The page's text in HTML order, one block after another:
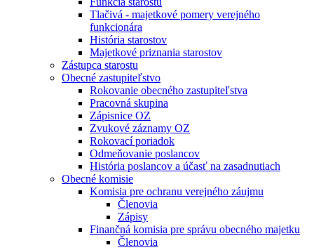
Tlačivá - majetkové pomery verejného
funkcionára
História starostov
Majetkové priznania starostov
Zástupca starostu
Obecné zastupiteľstvo
Rokovanie obecného zastupiteľstva
Pracovná skupina
Zápisnice OZ
Zvukové záznamy OZ
Rokovací poriadok
Odmeňovanie poslancov
História poslancov a účasť na zasadnutiach
Obecné komisie
Komisia pre ochranu verejného záujmu
Členovia
Zápisy
Finančná komisia pre správu obecného majetku
Členovia